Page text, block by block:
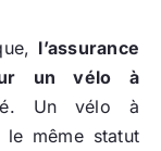
l’assurance
un vélo à
Un vélo à
le même statut